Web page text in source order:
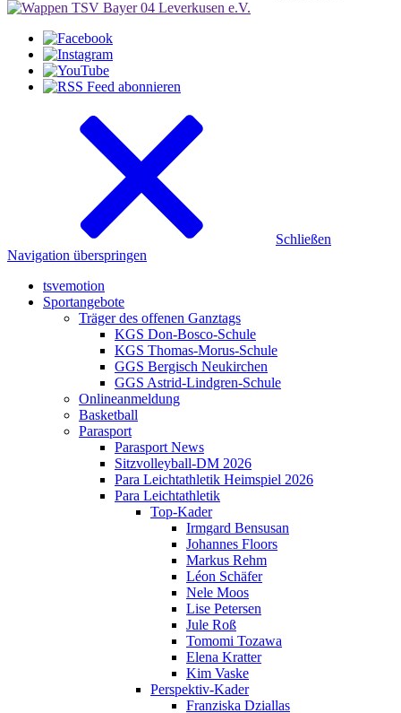
Schließen
Navigation überspringen
tsvemotion
Sportangebote
Träger des offenen Ganztags
KGS Don-Bosco-Schule
KGS Thomas-Morus-Schule
GGS Bergisch Neukirchen
GGS Astrid-Lindgren-Schule
Onlineanmeldung
Basketball
Parasport
Parasport News
Sitzvolleyball-DM 2026
Para Leichtathletik Heimspiel 2026
Para Leichtathletik
Top-Kader
Irmgard Bensusan
Johannes Floors
Markus Rehm
Léon Schäfer
Nele Moos
Lise Petersen
Jule Roß
Tomomi Tozawa
Elena Kratter
Kim Vaske
Perspektiv-Kader
Franziska Dziallas